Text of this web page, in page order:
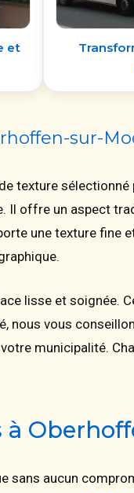
et
sur-
texture sélectionné
Il offre un aspect
une texture fine
lisse et soignée.
nous vous
municipalité.
sans aucun